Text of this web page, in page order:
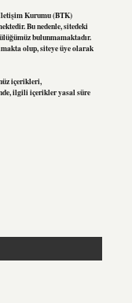
Kurumu (BTK)
Bu nedenle, sitedeki
bulunmamaktadır.
olup, siteye üye olarak
içerikleri,
ilgili içerikler yasal süre